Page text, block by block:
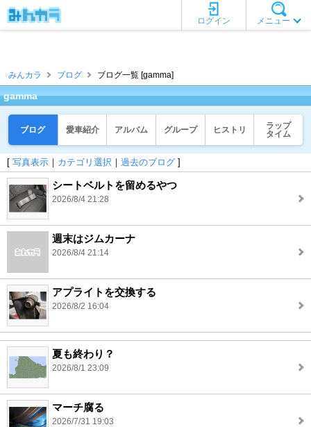
メニュー
ログイン
みんカラ ブログ ブログ一覧 [gamma]
gamma
ブログ 愛車紹介 アルバム グループ ヒストリ
ラップ
タイム
[ 写真表示 ｜ カテゴリ選択 ｜ 過去のブログ ]
シートベルトを留めるやつ
2026/8/4 21:28
週末はジムカーナ
2026/8/4 21:14
アプライトを交換する
2026/8/2 16:04
夏も終わり？
2026/8/1 23:09
マーチ腐る
2026/7/31 19:03